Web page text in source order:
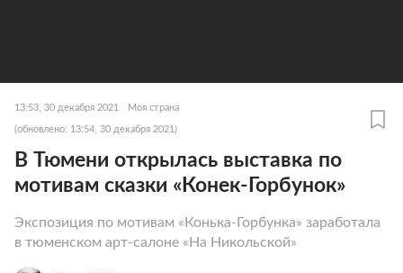
13:53, 30 декабря 2021 Моя страна
(обновлено: 13:54, 30 декабря 2021)
В Тюмени открылась выставка по
мотивам сказки «Конек-Горбунок»
Экспозиция по мотивам «Конька-Горбунка» заработала
в тюменском арт-салоне «На Никольской»